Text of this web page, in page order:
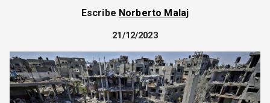
MUJER
ECONOMÍA
SOCIEDAD Y CULTURA
JUVENTUD
CORREO DE LECTORES
DEBATE
Escribe Norberto Malaj
21/12/2023